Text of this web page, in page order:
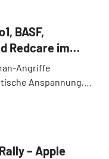
BASF,
Redcare im
Angriffe
Anspannung,
Fed-Sitzung. Damit
– Apple